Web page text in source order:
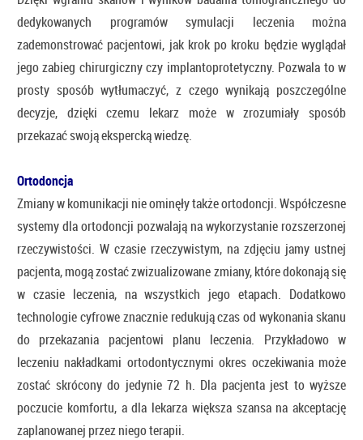
dedykowanych programów symulacji leczenia można
zademonstrować pacjentowi, jak krok po kroku będzie wyglądał
jego zabieg chirurgiczny czy implantoprotetyczny. Pozwala to w
prosty sposób wytłumaczyć, z czego wynikają poszczególne
decyzje, dzięki czemu lekarz może w zrozumiały sposób
przekazać swoją ekspercką wiedzę.
Ortodoncja
Zmiany w komunikacji nie ominęły także ortodoncji. Współczesne
systemy dla ortodoncji pozwalają na wykorzystanie rozszerzonej
rzeczywistości. W czasie rzeczywistym, na zdjęciu jamy ustnej
pacjenta, mogą zostać zwizualizowane zmiany, które dokonają się
w czasie leczenia, na wszystkich jego etapach. Dodatkowo
technologie cyfrowe znacznie redukują czas od wykonania skanu
do przekazania pacjentowi planu leczenia. Przykładowo w
leczeniu nakładkami ortodontycznymi okres oczekiwania może
zostać skrócony do jedynie 72 h. Dla pacjenta jest to wyższe
poczucie komfortu, a dla lekarza większa szansa na akceptację
zaplanowanej przez niego terapii.